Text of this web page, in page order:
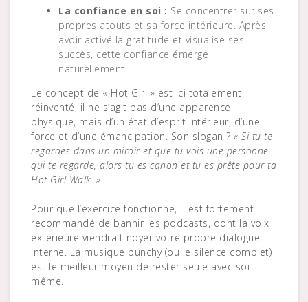
La confiance en soi : Se concentrer sur ses
propres atouts et sa force intérieure. Après
avoir activé la gratitude et visualisé ses
succès, cette confiance émerge
naturellement.
Le concept de « Hot Girl » est ici totalement
réinventé, il ne s’agit pas d’une apparence
physique, mais d’un état d’esprit intérieur, d’une
force et d’une émancipation. Son slogan ? « Si tu te
regardes dans un miroir et que tu vois une personne
qui te regarde, alors tu es canon et tu es prête pour ta
Hot Girl Walk. »
Pour que l’exercice fonctionne, il est fortement
recommandé de bannir les podcasts, dont la voix
extérieure viendrait noyer votre propre dialogue
interne. La musique punchy (ou le silence complet)
est le meilleur moyen de rester seule avec soi-
même.